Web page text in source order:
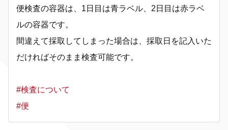
便検査の容器は、1日目は青ラベル、2日目は赤ラベ
ルの容器です。
間違えて採取してしまった場合は、採取日を記入いた
だければそのまま検査可能です。
#検査について
#便